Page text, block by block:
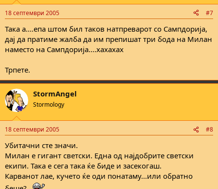
18 септември 2005 #7
Така а....епа штом бил таков натпреварот со Сампдорија,
дај да пратиме жалба да им препишат три бода на Милан
наместо на Сампдорија....хахахах
Трпете.
StormAngel
Stormology
18 септември 2005 #8
Убитачни сте значи.
Милан е гигант светски. Една од најдобрите светски
екипи. Така е сега така ќе биде и засекогаш.
Карванот лае, кучето ќе оди понатаму...или обратно